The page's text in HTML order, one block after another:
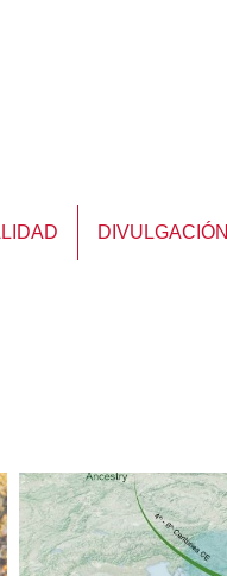
DIVULGACIÓN